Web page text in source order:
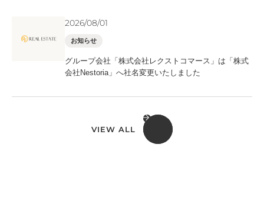
2026/08/01
お知らせ
グループ会社「株式会社レクストコマース」は「株式
会社Nestoria」へ社名変更いたしました
VIEW ALL